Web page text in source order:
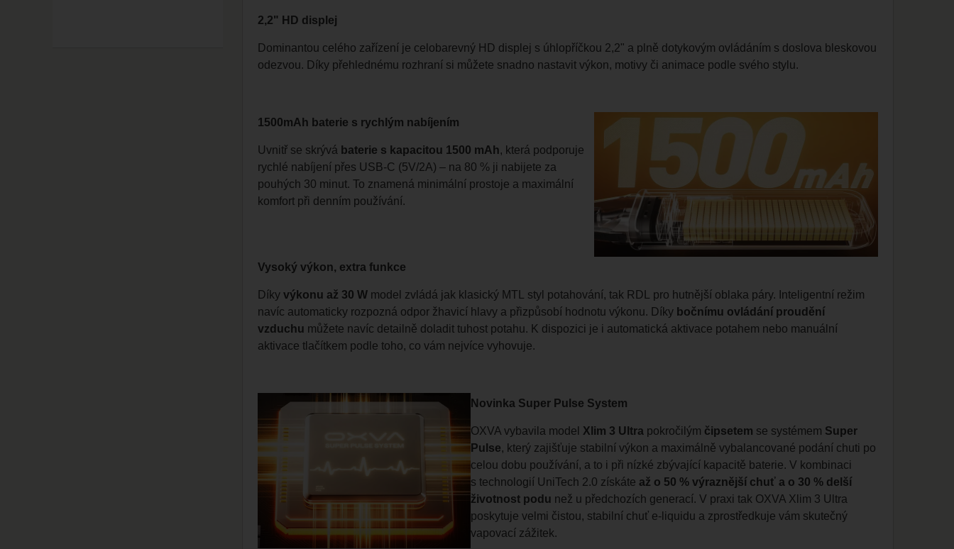
2,2" HD displej
Dominantou celého zařízení je celobarevný HD displej s úhlopříčkou 2,2" a plně dotykovým ovládáním s doslova bleskovou
odezvou. Díky přehlednému rozhraní si můžete snadno nastavit výkon, motivy či animace podle svého stylu.
1500mAh baterie s rychlým nabíjením
Uvnitř se skrývá baterie s kapacitou 1500 mAh, která podporuje
rychlé nabíjení přes USB-C (5V/2A) – na 80 % ji nabijete za
pouhých 30 minut. To znamená minimální prostoje a maximální
komfort při denním používání.
Vysoký výkon, extra funkce
Díky výkonu až 30 Wmodel zvládá jak klasický MTL styl potahování, tak RDL pro hutnější oblaka páry. Inteligentní režim
navíc automaticky rozpozná odpor žhavicí hlavy a přizpůsobí hodnotu výkonu. Díky bočnímu ovládání proudění
vzduchu můžete navíc detailně doladit tuhost potahu. K dispozici je i automatická aktivace potahem nebo manuální
aktivace tlačítkem podle toho, co vám nejvíce vyhovuje.
Novinka Super Pulse System
OXVA vybavila model Xlim 3 Ultra pokročilým čipsetem se systémem Super
Pulse, který zajišťuje stabilní výkon a maximálně vybalancované podání chuti po
celou dobu používání, a to i při nízké zbývající kapacitě baterie. V kombinaci
s technologií UniTech 2.0 získáte až o 50 % výraznější chuť a o 30 % delší
životnost podu než u předchozích generací. V praxi tak OXVA Xlim 3 Ultra
poskytuje velmi čistou, stabilní chuť e-liquidu a zprostředkuje vám skutečný
vapovací zážitek.